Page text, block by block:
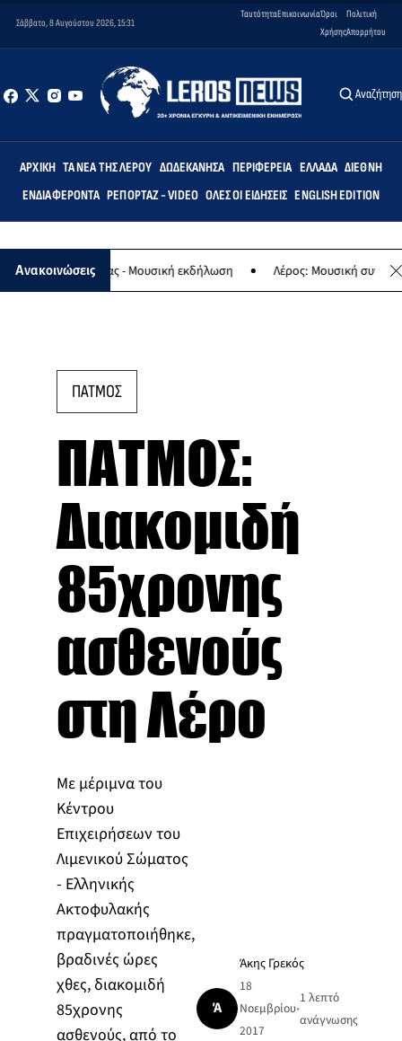
Σάββατο, 8 Αυγούστου 2026, 15:31
ΤαυτότηταΕπικοινωνίαΌροι
Χρήσης
Πολιτική
Απορρήτου
Αναζήτηση
ΑΡΧΙΚΉ ΤΑ ΝΈΑ ΤΗΣ ΛΈΡΟΥ ΔΩΔΕΚΆΝΗΣΑ ΠΕΡΙΦΈΡΕΙΑ ΕΛΛΆΔΑ ΔΙΕΘΝΉ
ΕΝΔΙΑΦΈΡΟΝΤΑ ΡΕΠΟΡΤΆΖ - VIDEO ΌΛΕΣ ΟΙ ΕΙΔΉΣΕΙΣ ENGLISH EDITION
Ανακοινώσεις
της Παναγίας - Μουσική εκδήλωση Λέρος: Μουσική συναυλία
ΠΑΤΜΟΣ
ΠΑΤΜΟΣ:
Διακομιδή
85χρονης
ασθενούς
στη Λέρο
Με μέριμνα του
Κέντρου
Επιχειρήσεων του
Λιμενικού Σώματος
- Ελληνικής
Ακτοφυλακής
πραγματοποιήθηκε,
βραδινές ώρες
χθες, διακομιδή
85χρονης
ασθενούς, από το
Ά
Άκης Γρεκός
18
Νοεμβρίου
2017
•
1 λεπτό
ανάγνωσης